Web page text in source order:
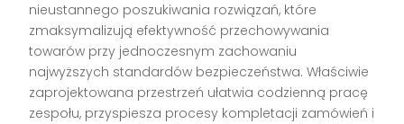
nieustannego poszukiwania rozwiązań, które
zmaksymalizują efektywność przechowywania
towarów przy jednoczesnym zachowaniu
najwyższych standardów bezpieczeństwa. Właściwie
zaprojektowana przestrzeń ułatwia codzienną pracę
zespołu, przyspiesza procesy kompletacji zamówień i